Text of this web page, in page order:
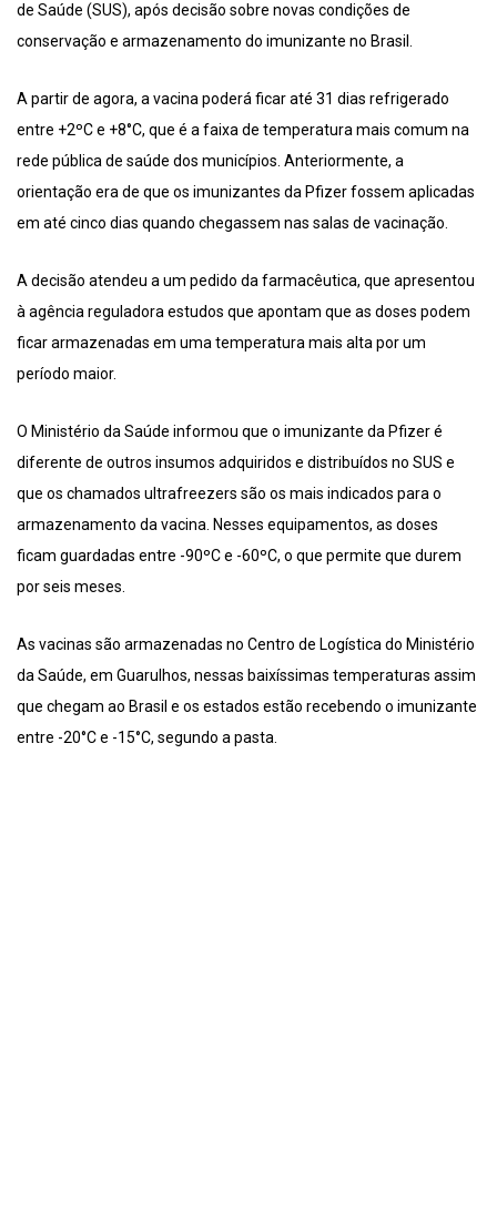
de Saúde (SUS), após decisão sobre novas condições de
conservação e armazenamento do imunizante no Brasil.
A partir de agora, a vacina poderá ficar até 31 dias refrigerado
entre +2ºC e +8°C, que é a faixa de temperatura mais comum na
rede pública de saúde dos municípios. Anteriormente, a
orientação era de que os imunizantes da Pfizer fossem aplicadas
em até cinco dias quando chegassem nas salas de vacinação.
A decisão atendeu a um pedido da farmacêutica, que apresentou
à agência reguladora estudos que apontam que as doses podem
ficar armazenadas em uma temperatura mais alta por um
período maior.
O Ministério da Saúde informou que o imunizante da Pfizer é
diferente de outros insumos adquiridos e distribuídos no SUS e
que os chamados ultrafreezers são os mais indicados para o
armazenamento da vacina. Nesses equipamentos, as doses
ficam guardadas entre -90ºC e -60ºC, o que permite que durem
por seis meses.
As vacinas são armazenadas no Centro de Logística do Ministério
da Saúde, em Guarulhos, nessas baixíssimas temperaturas assim
que chegam ao Brasil e os estados estão recebendo o imunizante
entre -20°C e -15°C, segundo a pasta.